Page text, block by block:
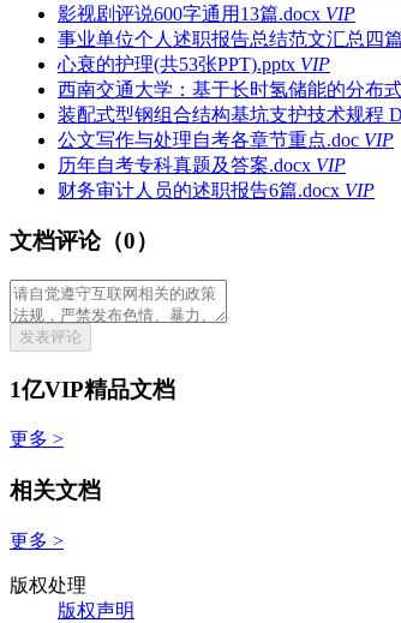
影视剧评说600字通用13篇.docx VIP
事业单位个人述职报告总结范文汇总四
心衰的护理(共53张PPT).pptx VIP
西南交通大学：基于长时氢储能的分布
装配式型钢组合结构基坑支护技术规程
公文写作与处理自考各章节重点.doc VIP
历年自考专科真题及答案.docx VIP
财务审计人员的述职报告6篇.docx VIP
文档评论（0）
发表评论
1亿VIP精品文档
更多 >
相关文档
更多 >
版权处理
版权声明